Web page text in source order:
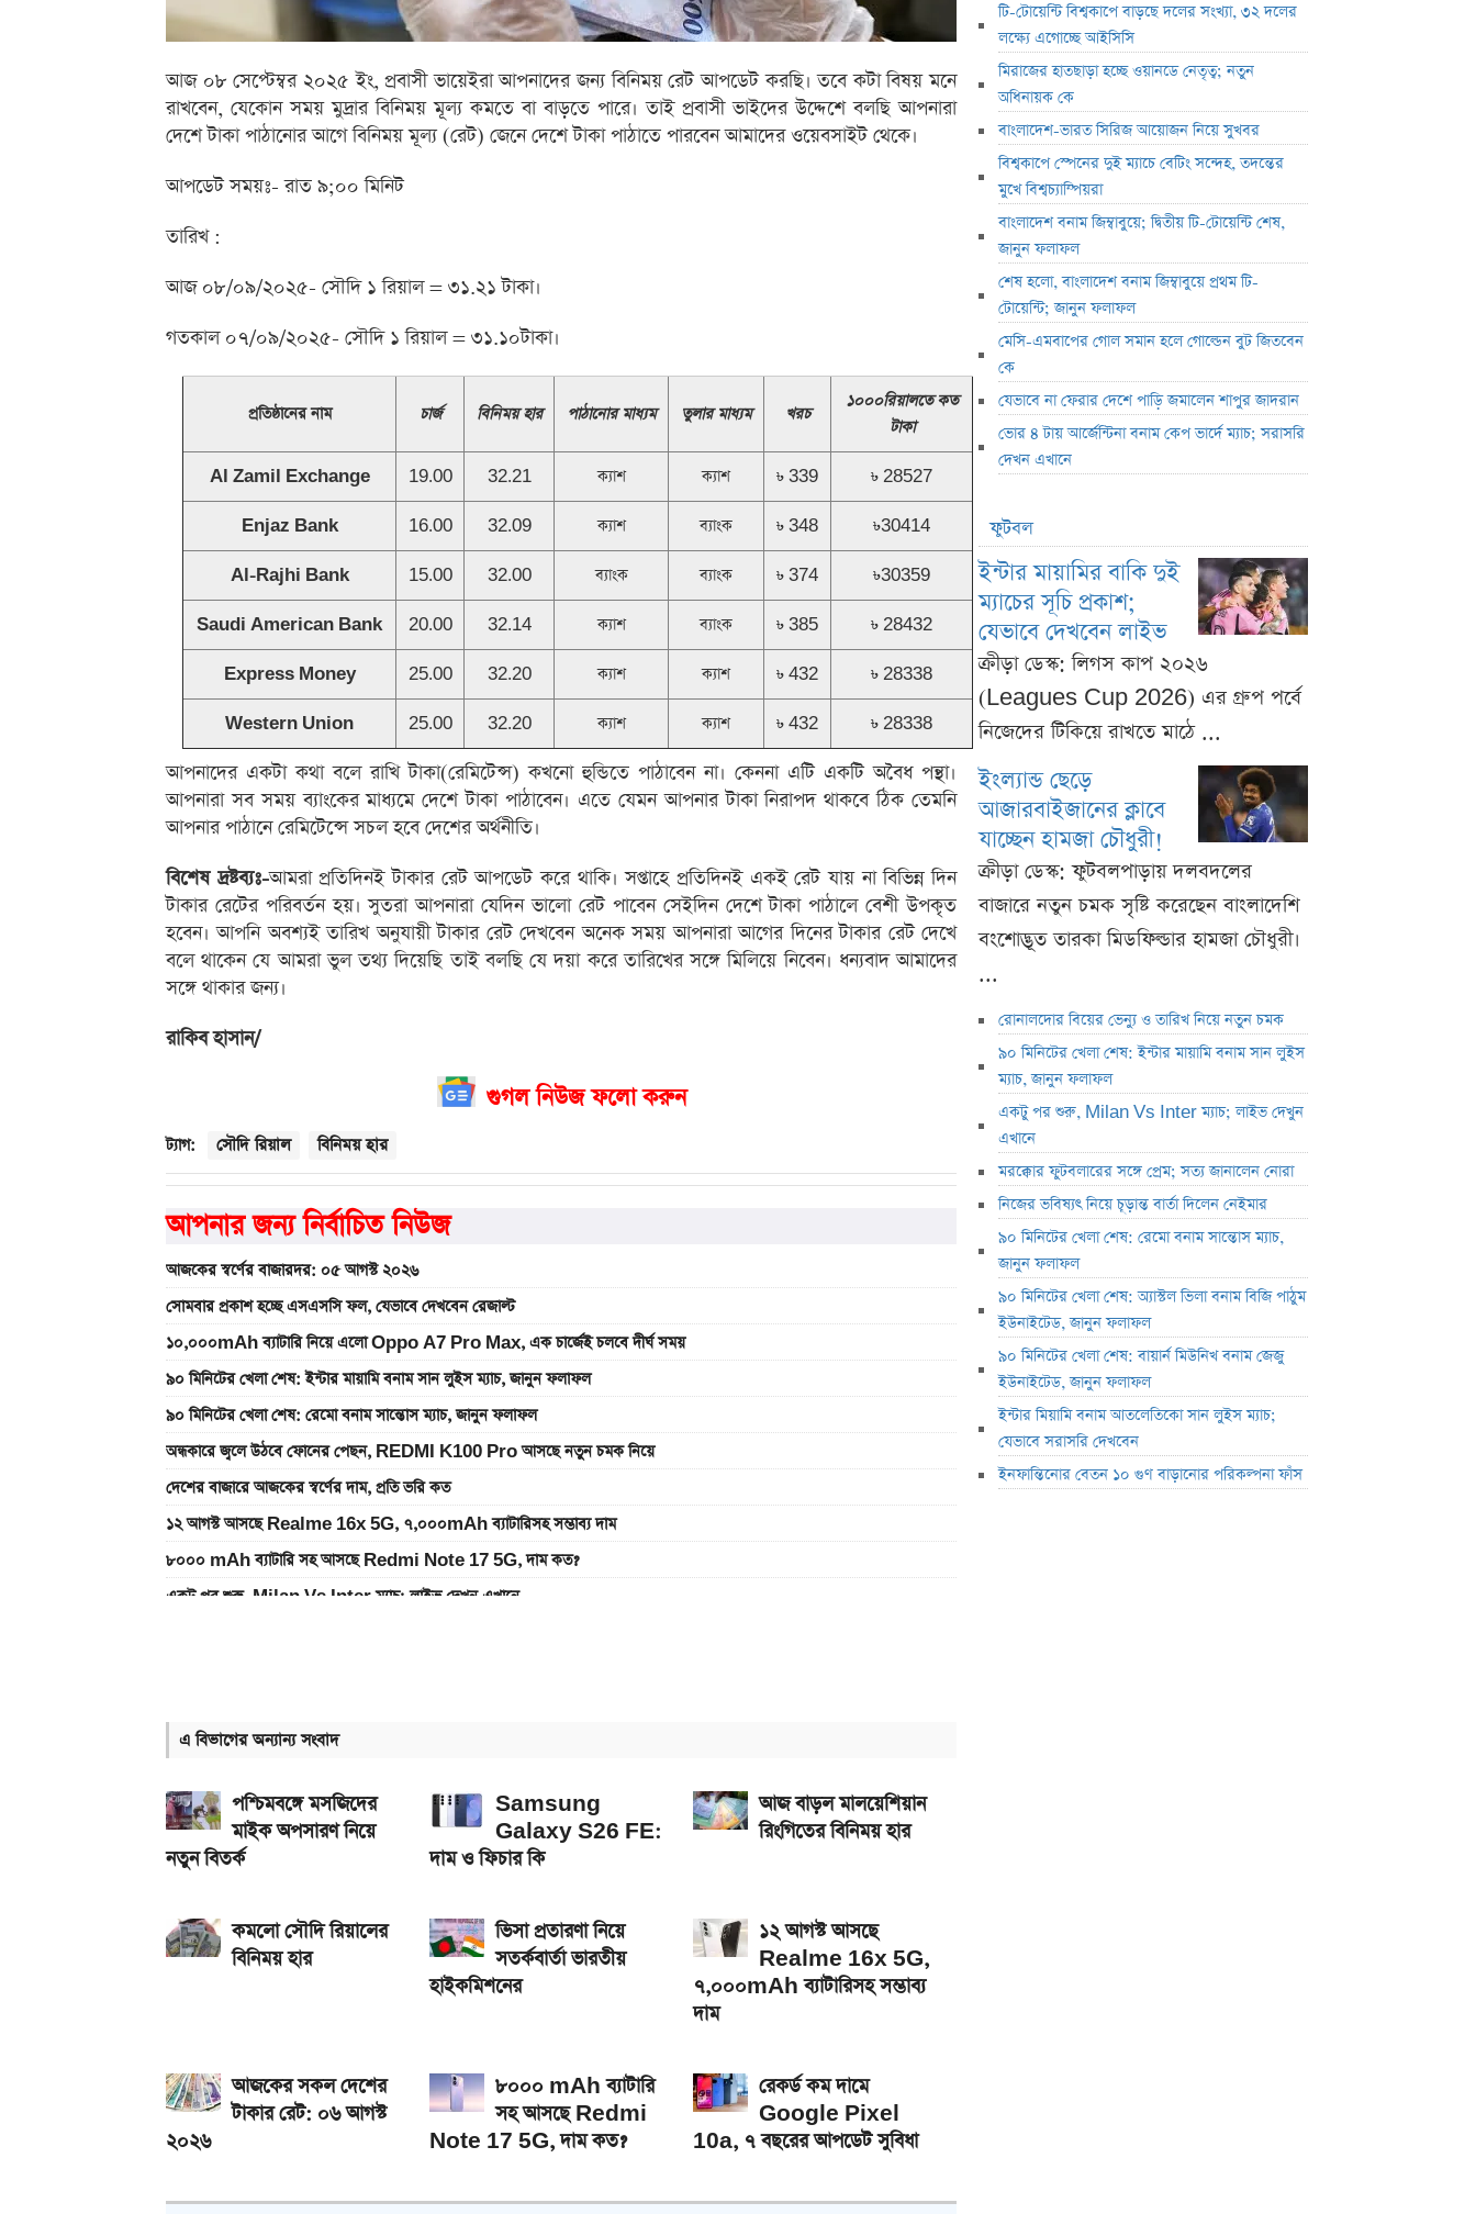
আজ ০৮ সেপ্টেম্বর ২০২৫ ইং, প্রবাসী ভায়েইরা আপনাদের জন্য বিনিময় রেট আপডেট করছি। তবে কটা বিষয় মনে
রাখবেন, যেকোন সময় মুদ্রার বিনিময় মূল্য কমতে বা বাড়তে পারে। তাই প্রবাসী ভাইদের উদ্দেশে বলছি আপনারা
দেশে টাকা পাঠানোর আগে বিনিময় মূল্য (রেট) জেনে দেশে টাকা পাঠাতে পারবেন আমাদের ওয়েবসাইট থেকে।
আপডেট সময়ঃ- রাত ৯;০০ মিনিট
তারিখ :
আজ ০৮/০৯/২০২৫- সৌদি ১ রিয়াল = ৩১.২১ টাকা।
গতকাল ০৭/০৯/২০২৫- সৌদি ১ রিয়াল = ৩১.১০টাকা।
প্রতিষ্ঠানের নাম চার্জ বিনিময় হার পাঠানোর মাধ্যম তুলার মাধ্যম খরচ
১০০০রিয়ালতে কত
টাকা
Al Zamil Exchange 19.00 32.21 ক্যাশ ক্যাশ ৳ 339 ৳ 28527
Enjaz Bank 16.00 32.09 ক্যাশ ব্যাংক ৳ 348 ৳30414
Al-Rajhi Bank 15.00 32.00 ব্যাংক ব্যাংক ৳ 374 ৳30359
Saudi American Bank 20.00 32.14 ক্যাশ ব্যাংক ৳ 385 ৳ 28432
Express Money 25.00 32.20 ক্যাশ ক্যাশ ৳ 432 ৳ 28338
Western Union 25.00 32.20 ক্যাশ ক্যাশ ৳ 432 ৳ 28338
আপনাদের একটা কথা বলে রাখি টাকা(রেমিটেন্স) কখনো হুন্ডিতে পাঠাবেন না। কেননা এটি একটি অবৈধ পন্থা।
আপনারা সব সময় ব্যাংকের মাধ্যমে দেশে টাকা পাঠাবেন। এতে যেমন আপনার টাকা নিরাপদ থাকবে ঠিক তেমনি
আপনার পাঠানে রেমিটেন্সে সচল হবে দেশের অর্থনীতি।
বিশেষ দ্রষ্টব্যঃ-আমরা প্রতিদিনই টাকার রেট আপডেট করে থাকি। সপ্তাহে প্রতিদিনই একই রেট যায় না বিভিন্ন দিন
টাকার রেটের পরিবর্তন হয়। সুতরা আপনারা যেদিন ভালো রেট পাবেন সেইদিন দেশে টাকা পাঠালে বেশী উপকৃত
হবেন। আপনি অবশ্যই তারিখ অনুযায়ী টাকার রেট দেখবেন অনেক সময় আপনারা আগের দিনের টাকার রেট দেখে
বলে থাকেন যে আমরা ভুল তথ্য দিয়েছি তাই বলছি যে দয়া করে তারিখের সঙ্গে মিলিয়ে নিবেন। ধন্যবাদ আমাদের
সঙ্গে থাকার জন্য।
রাকিব হাসান/
গুগল নিউজ ফলো করুন
ট্যাগ: সৌদি রিয়াল বিনিময় হার
আপনার জন্য নির্বাচিত নিউজ
আজকের স্বর্ণের বাজারদর: ০৫ আগস্ট ২০২৬
সোমবার প্রকাশ হচ্ছে এসএসসি ফল, যেভাবে দেখবেন রেজাল্ট
১০,০০০mAh ব্যাটারি নিয়ে এলো Oppo A7 Pro Max, এক চার্জেই চলবে দীর্ঘ সময়
৯০ মিনিটের খেলা শেষ: ইন্টার মায়ামি বনাম সান লুইস ম্যাচ, জানুন ফলাফল
৯০ মিনিটের খেলা শেষ: রেমো বনাম সান্তোস ম্যাচ, জানুন ফলাফল
অন্ধকারে জ্বলে উঠবে ফোনের পেছন, REDMI K100 Pro আসছে নতুন চমক নিয়ে
দেশের বাজারে আজকের স্বর্ণের দাম, প্রতি ভরি কত
১২ আগস্ট আসছে Realme 16x 5G, ৭,০০০mAh ব্যাটারিসহ সম্ভাব্য দাম
৮০০০ mAh ব্যাটারি সহ আসছে Redmi Note 17 5G, দাম কত?
একটু পর শুরু, Milan Vs Inter ম্যাচ; লাইভ দেখুন এখানে
আজকের সকল দেশের টাকার রেট: ০৫ আগস্ট ২০২৬
এ বিভাগের অন্যান্য সংবাদ
পশ্চিমবঙ্গে মসজিদের
মাইক অপসারণ নিয়ে
নতুন বিতর্ক
Samsung
Galaxy S26 FE:
দাম ও ফিচার কি
আজ বাড়ল মালয়েশিয়ান
রিংগিতের বিনিময় হার
কমলো সৌদি রিয়ালের
বিনিময় হার
ভিসা প্রতারণা নিয়ে
সতর্কবার্তা ভারতীয়
হাইকমিশনের
১২ আগস্ট আসছে
Realme 16x 5G,
৭,০০০mAh ব্যাটারিসহ সম্ভাব্য
দাম
আজকের সকল দেশের
টাকার রেট: ০৬ আগস্ট
২০২৬
৮০০০ mAh ব্যাটারি
সহ আসছে Redmi
Note 17 5G, দাম কত?
রেকর্ড কম দামে
Google Pixel
10a, ৭ বছরের আপডেট সুবিধা
টি-টোয়েন্টি বিশ্বকাপে বাড়ছে দলের সংখ্যা, ৩২ দলের
লক্ষ্যে এগোচ্ছে আইসিসি
মিরাজের হাতছাড়া হচ্ছে ওয়ানডে নেতৃত্ব; নতুন
অধিনায়ক কে
বাংলাদেশ-ভারত সিরিজ আয়োজন নিয়ে সুখবর
বিশ্বকাপে স্পেনের দুই ম্যাচে বেটিং সন্দেহ, তদন্তের
মুখে বিশ্বচ্যাম্পিয়রা
বাংলাদেশ বনাম জিম্বাবুয়ে; দ্বিতীয় টি-টোয়েন্টি শেষ,
জানুন ফলাফল
শেষ হলো, বাংলাদেশ বনাম জিম্বাবুয়ে প্রথম টি-
টোয়েন্টি; জানুন ফলাফল
মেসি-এমবাপের গোল সমান হলে গোল্ডেন বুট জিতবেন
কে
যেভাবে না ফেরার দেশে পাড়ি জমালেন শাপুর জাদরান
ভোর ৪ টায় আর্জেন্টিনা বনাম কেপ ভার্দে ম্যাচ; সরাসরি
দেখন এখানে
ফুটবল
ইন্টার মায়ামির বাকি দুই
ম্যাচের সূচি প্রকাশ;
যেভাবে দেখবেন লাইভ
ক্রীড়া ডেস্ক: লিগস কাপ ২০২৬
(Leagues Cup 2026) এর গ্রুপ পর্বে
নিজেদের টিকিয়ে রাখতে মাঠে ...
ইংল্যান্ড ছেড়ে
আজারবাইজানের ক্লাবে
যাচ্ছেন হামজা চৌধুরী!
ক্রীড়া ডেস্ক: ফুটবলপাড়ায় দলবদলের
বাজারে নতুন চমক সৃষ্টি করেছেন বাংলাদেশি
বংশোদ্ভূত তারকা মিডফিল্ডার হামজা চৌধুরী।
...
রোনালদোর বিয়ের ভেন্যু ও তারিখ নিয়ে নতুন চমক
৯০ মিনিটের খেলা শেষ: ইন্টার মায়ামি বনাম সান লুইস
ম্যাচ, জানুন ফলাফল
একটু পর শুরু, Milan Vs Inter ম্যাচ; লাইভ দেখুন
এখানে
মরক্কোর ফুটবলারের সঙ্গে প্রেম; সত্য জানালেন নোরা
নিজের ভবিষ্যৎ নিয়ে চূড়ান্ত বার্তা দিলেন নেইমার
৯০ মিনিটের খেলা শেষ: রেমো বনাম সান্তোস ম্যাচ,
জানুন ফলাফল
৯০ মিনিটের খেলা শেষ: অ্যাস্টল ভিলা বনাম বিজি পাঠুম
ইউনাইটেড, জানুন ফলাফল
৯০ মিনিটের খেলা শেষ: বায়ার্ন মিউনিখ বনাম জেজু
ইউনাইটেড, জানুন ফলাফল
ইন্টার মিয়ামি বনাম আতলেতিকো সান লুইস ম্যাচ;
যেভাবে সরাসরি দেখবেন
ইনফান্তিনোর বেতন ১০ গুণ বাড়ানোর পরিকল্পনা ফাঁস